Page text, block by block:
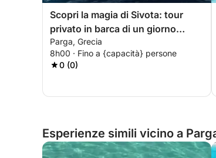
Scopri la magia di Sivota: tour
privato in barca di un giorno
intero da Parga
Parga, Grecia
8h00 · Fino a {capacità} persone
0 (0)
Esperienze simili vicino a